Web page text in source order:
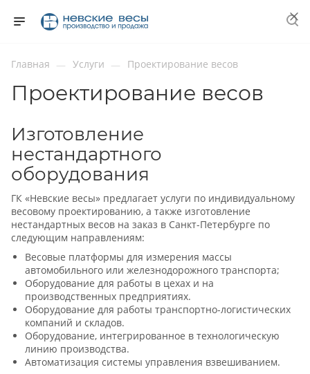
Главная — Услуги — Проектирование весов
Проектирование весов
Изготовление
нестандартного
оборудования
ГК «Невские весы» предлагает услуги по индивидуальному
весовому проектированию, а также изготовление
нестандартных весов на заказ в Санкт-Петербурге по
следующим направлениям:
Весовые платформы для измерения массы
автомобильного или железнодорожного транспорта;
Оборудование для работы в цехах и на
производственных предприятиях.
Оборудование для работы транспортно-логистических
компаний и складов.
Оборудование, интегрированное в технологическую
линию производства.
Автоматизация системы управления взвешиванием.